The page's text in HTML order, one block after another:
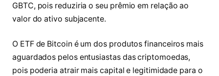
GBTC, pois reduziria o seu prêmio em relação ao
valor do ativo subjacente.
O ETF de Bitcoin é um dos produtos financeiros mais
aguardados pelos entusiastas das criptomoedas,
pois poderia atrair mais capital e legitimidade para o